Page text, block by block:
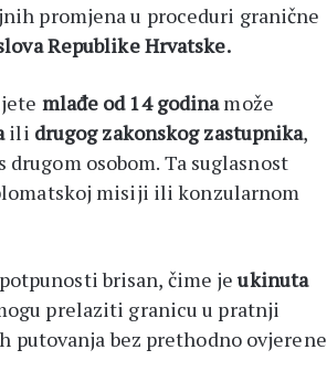
promjena u proceduri granične
Republike Hrvatske.
mlađe od 14 godinamože
ili drugog zakonskog zastupnika,
drugom osobom. Ta suglasnost
misiji ili konzularnom
brisan, čime jeukinuta
prelaziti granicu u pratnji
bez prethodno ovjerene